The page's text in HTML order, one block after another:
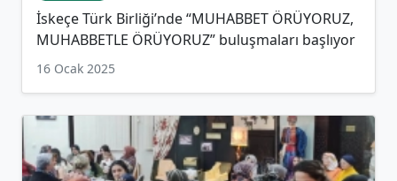
İskeçe Türk Birliği’nde “MUHABBET ÖRÜYORUZ,
MUHABBETLE ÖRÜYORUZ” buluşmaları başlıyor
16 Ocak 2025